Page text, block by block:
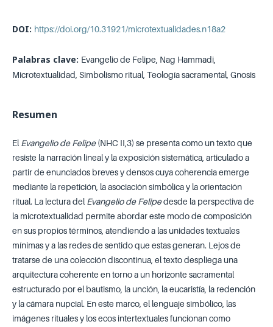
DOI: https://doi.org/10.31921/microtextualidades.n18a2
Palabras clave: Evangelio de Felipe, Nag Hammadi,
Microtextualidad, Simbolismo ritual, Teología sacramental, Gnosis
Resumen
El Evangelio de Felipe(NHC II,3) se presenta como un texto que
resiste la narración lineal y la exposición sistemática, articulado a
partir de enunciados breves y densos cuya coherencia emerge
mediante la repetición, la asociación simbólica y la orientación
ritual. La lectura del Evangelio de Felipedesde la perspectiva de
la microtextualidad permite abordar este modo de composición
en sus propios términos, atendiendo a las unidades textuales
mínimas y a las redes de sentido que estas generan. Lejos de
tratarse de una colección discontinua, el texto despliega una
arquitectura coherente en torno a un horizonte sacramental
estructurado por el bautismo, la unción, la eucaristía, la redención
y la cámara nupcial. En este marco, el lenguaje simbólico, las
imágenes rituales y los ecos intertextuales funcionan como